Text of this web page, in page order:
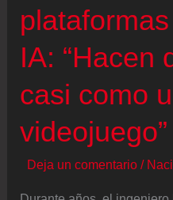
IA: “Hacen
casi como
videojuego”
Deja un comentario /